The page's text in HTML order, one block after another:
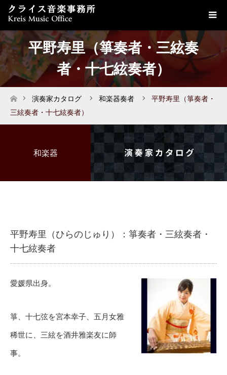
平野寿里（箏奏者・三絃奏
者・十七絃奏者）
ホーム
演奏家カタログ 和楽器奏者
平野寿里（箏奏者・
三絃奏者・十七絃奏者）
和楽器
平野寿里（ひらのじゅり）：箏奏者・三絃奏者・
十七絃奏者
愛媛県出身。
箏、十七弦を宮本幸子、五月女雅
稀世に、三絃を酒井雅楽友に師
事。